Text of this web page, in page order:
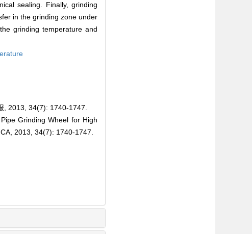
sealing. Finally, grinding
in the grinding zone under
grinding temperature and
, 2013, 34(7): 1740-1747.
Grinding Wheel for High
2013, 34(7): 1740-1747.